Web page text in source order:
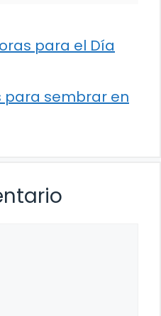
para el Día
para sembrar en